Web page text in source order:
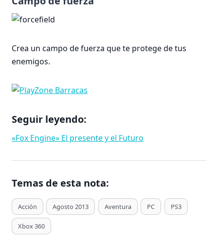
Crea un campo de fuerza que te protege de tus
enemigos.
Seguir leyendo:
«Fox Engine» El presente y el Futuro
Temas de esta nota:
T
a
Acción Agosto 2013 Aventura PC PS3
Xbox 360